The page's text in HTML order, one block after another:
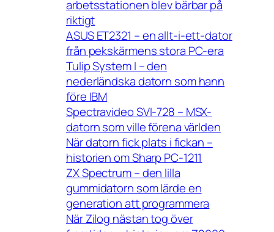
arbetsstationen blev bärbar på
riktigt
ASUS ET2321 – en allt-i-ett-dator
från pekskärmens stora PC-era
Tulip System I – den
nederländska datorn som hann
före IBM
Spectravideo SVI-728 – MSX-
datorn som ville förena världen
När datorn fick plats i fickan –
historien om Sharp PC-1211
ZX Spectrum – den lilla
gummidatorn som lärde en
generation att programmera
När Zilog nästan tog över